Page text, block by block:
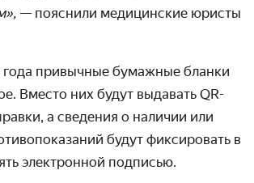
— пояснили медицинские юристы
года привычные бумажные бланки
Вместо них будут выдавать QR-
а сведения о наличии или
будут фиксировать в
электронной подписью.